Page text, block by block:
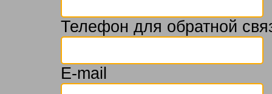
Телефон для обратной
E-mail